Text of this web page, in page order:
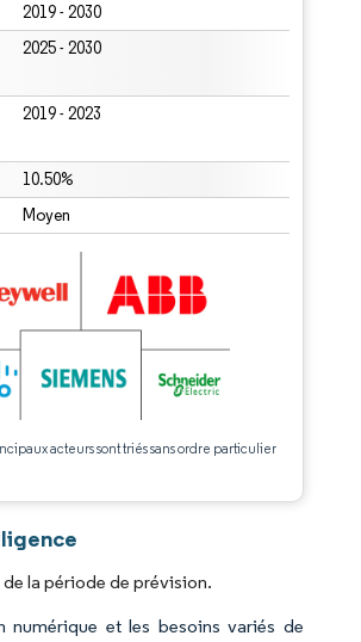
2019 - 2030
2025 - 2030
2019 - 2023
10.50%
Moyen
acteurs sont triés sans ordre particulier
la période de prévision.
numérique et les besoins variés de